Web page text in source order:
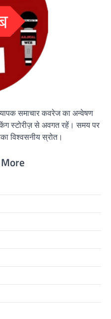
समाचार कवरेज का अन्वेषण
स्टोरीज़ से अवगत रहें। समय पर
विश्वसनीय स्रोत।